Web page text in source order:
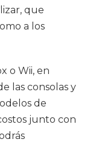
que
a los
o Wii, en
las consolas y
de
junto con